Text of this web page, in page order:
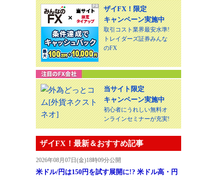
ザイFX！限定
キャンペーン実施中
取引コスト業界最安水準!
トレイダーズ証券みんな
のFX
当サイト限定
キャンペーン実施中
初心者にうれしい無料オ
ンラインセミナーが充実!
ザイFX！最新＆おすすめ記事
2026年08月07日(金)18時09分公開
米ドル/円は150円を試す展開に!? 米ドル高・円